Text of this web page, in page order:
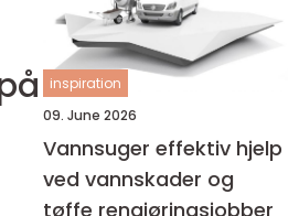
inspiration
09. June 2026
Vannsuger effektiv hjelp
ved vannskader og
tøffe rengjøringsjobber